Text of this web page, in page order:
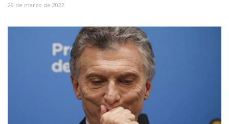
29 de marzo de 2022